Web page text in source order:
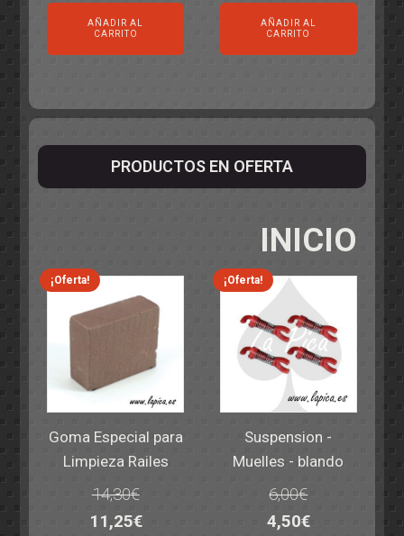
original
era:
actual
AÑADIR AL
CARRITO
AÑADIR AL
CARRITO
PRODUCTOS EN OFERTA
INICIO
¡Oferta!
Goma Especial para
Limpieza Railes
14,30€
El
11,25€El
¡Oferta!
Suspension -
Muelles - blando
6,00€
El
4,50€El